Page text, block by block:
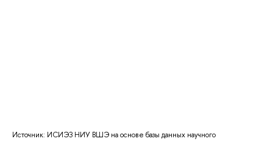
Источник: ИСИЭЗ НИУ ВШЭ на основе базы данных научного